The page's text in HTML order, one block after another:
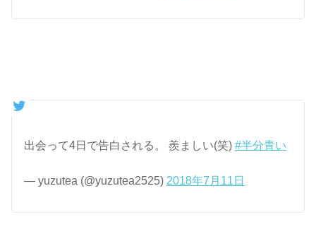
出会って4日で告白される。 羨ましい(笑)#半分青い
— yuzutea (@yuzutea2525) 2018年7月11日